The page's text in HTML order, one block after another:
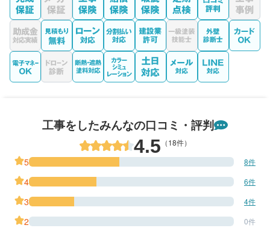
工事をしたみんなの口コミ・評判
4.5 （18件）
5 8件
4 6件
3 4件
2 0件